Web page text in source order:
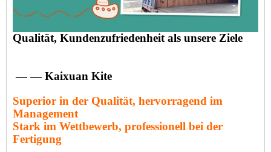
Qualität, Kundenzufriedenheit als unsere Ziele
— — Kaixuan Kite
Superior in der Qualität, hervorragend im
Management
Stark im Wettbewerb, professionell bei der
Fertigung